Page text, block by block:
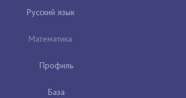
Русский язык
Математика
Профиль
База